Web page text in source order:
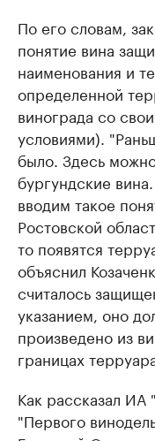
По его словам,
понятие вина
наименования и
определенной
винограда со
условиями).
было. Здесь
бургундские
вводим такое
Ростовской
то появятся
объяснил
считалось
указанием, оно
произведено из
границах
Как рассказал
"Первого